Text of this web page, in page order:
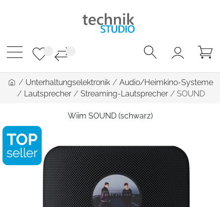
/ Unterhaltungselektronik / Audio/Heimkino-Systeme
/ Lautsprecher / Streaming-Lautsprecher / SOUND
Wiim SOUND (schwarz)